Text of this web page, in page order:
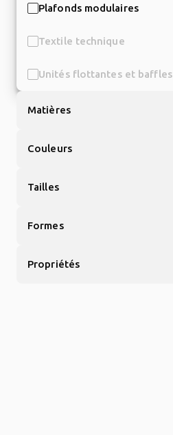
Plafonds modulaires
Textile technique
Unités flottantes et baffles
Matières
Couleurs
Tailles
Formes
Propriétés